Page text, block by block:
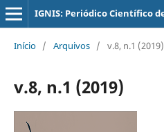
Início / Arquivos / v.8, n.1 (2019)
v.8, n.1 (2019)